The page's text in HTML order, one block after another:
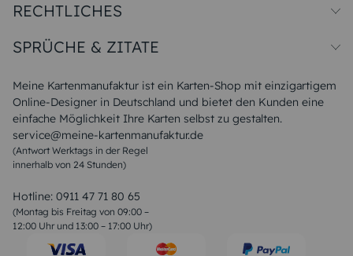
Meine Kartenmanufaktur ist ein Karten-Shop mit einzigartigem
Online-Designer in Deutschland und bietet den Kunden eine
einfache Möglichkeit Ihre Karten selbst zu gestalten.
service@meine-kartenmanufaktur.de
(Antwort Werktags in der Regel
innerhalb von 24 Stunden)
Hotline: 0911 47 71 80 65
(Montag bis Freitag von 09:00 –
12:00 Uhr und 13:00 – 17:00 Uhr)
Papiersorten
Unsere Produktion
Magazin
FAQ
RECHTLICHES
Widerrufsbelehrung
SPRÜCHE & ZITATE
Liebeskummer Sprüche
Sommer Sprüche
Muttertagssprüche
Sprüche zur Hochzeit
Sprüche zur Konfirmation & Kommunion
Weihnachtsgedichte
Liebessprüche
Geburtstagssprüche
Trauersprüche
Konfirmation Glückwünsche